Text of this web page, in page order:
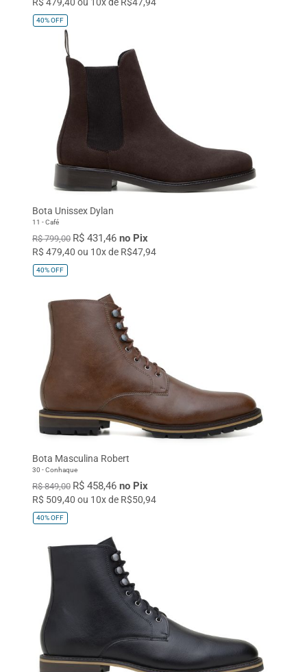
40%OFF
Bota Unissex Dylan
11 - Café
R$ 799,00 R$ 431,46 no Pix
R$ 479,40 ou 10x de R$47,94
40%OFF
Bota Masculina Robert
30 - Conhaque
R$ 849,00 R$ 458,46 no Pix
R$ 509,40 ou 10x de R$50,94
40%OFF